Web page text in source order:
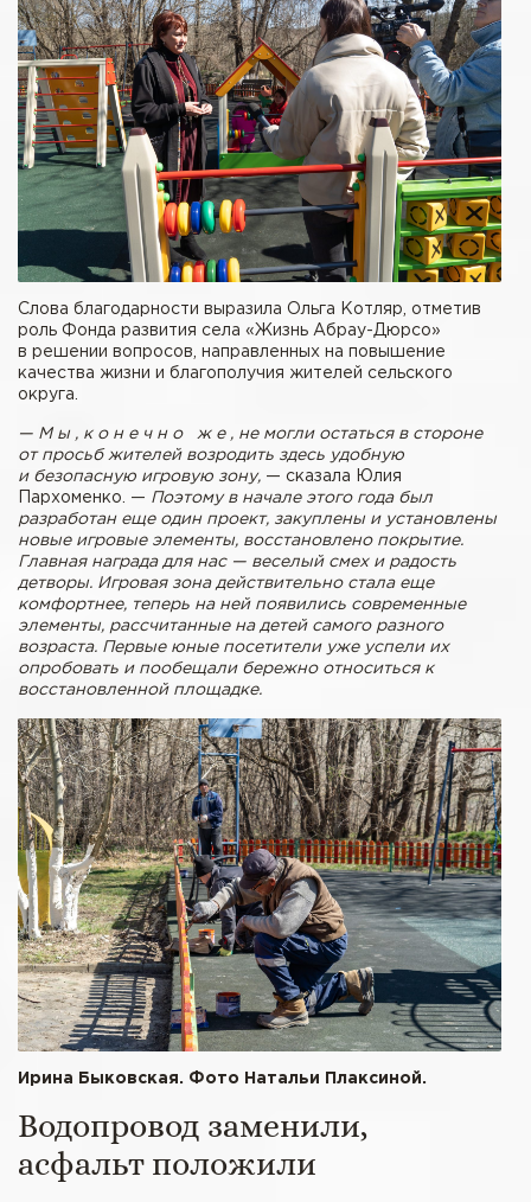
Слова благодарности выразила Ольга Котляр, отметив
роль Фонда развития села «Жизнь Абрау-Дюрсо»
в решении вопросов, направленных на повышение
качества жизни и благополучия жителей сельского
округа.
— М ы , к о н е ч н о ж е , не могли остаться в стороне
от просьб жителей возродить здесь удобную
и безопасную игровую зону, — сказала Юлия
Пархоменко. — Поэтому в начале этого года был
разработан еще один проект, закуплены и установлены
новые игровые элементы, восстановлено покрытие.
Главная награда для нас — веселый смех и радость
детворы. Игровая зона действительно стала еще
комфортнее, теперь на ней появились современные
элементы, рассчитанные на детей самого разного
возраста. Первые юные посетители уже успели их
опробовать и пообещали бережно относиться к
восстановленной площадке.
Ирина Быковская. Фото Натальи Плаксиной.
Водопровод заменили,
асфальт положили